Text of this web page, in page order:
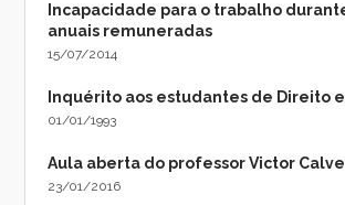
Incapacidade para o trabalho
anuais remuneradas
15/07/2014
Inquérito aos estudantes de Direito
01/01/1993
Aula aberta do professor Victor
23/01/2016